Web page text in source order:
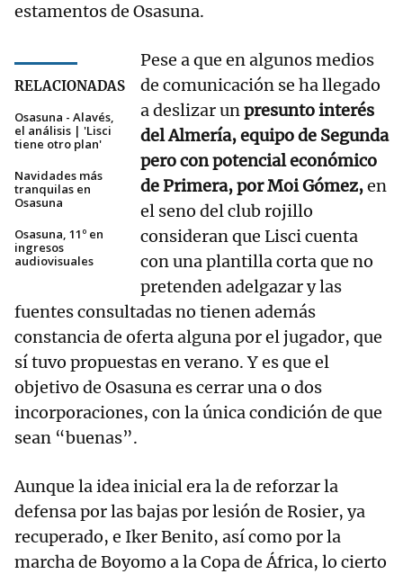
estamentos de Osasuna.
RELACIONADAS
Osasuna - Alavés,
el análisis | 'Lisci
tiene otro plan'
Navidades más
tranquilas en
Osasuna
Osasuna, 11º en
ingresos
audiovisuales
Pese a que en algunos medios
de comunicación se ha llegado
a deslizar unpresunto interés
del Almería, equipo de Segunda
pero con potencial económico
de Primera, por Moi Gómez,en
el seno del club rojillo
consideran que Lisci cuenta
con una plantilla corta que no
pretenden adelgazar y las
fuentes consultadas no tienen además
constancia de oferta alguna por el jugador, que
sí tuvo propuestas en verano. Y es que el
objetivo de Osasuna es cerrar una o dos
incorporaciones, con la única condición de que
sean “buenas”.
Aunque la idea inicial era la de reforzar la
defensa por las bajas por lesión de Rosier, ya
recuperado, e Iker Benito, así como por la
marcha de Boyomo a la Copa de África, lo cierto